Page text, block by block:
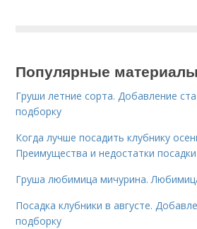
Популярные материалы
Груши летние сорта. Добавление
подборку
Когда лучше посадить клубнику
Преимущества и недостатки
Груша любимица мичурина.
Посадка клубники в августе.
подборку